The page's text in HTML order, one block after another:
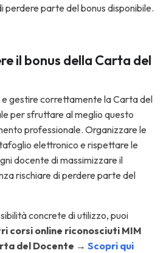
perdere parte del bonus disponibile.
il bonus della Carta del
gestire correttamente la Carta del
per sfruttare al meglio questo
professionale. Organizzare le
elettronico e rispettare le
docente di massimizzare il
rischiare di perdere parte del
concrete di utilizzo, puoi
corsi online riconosciuti MIM
del Docente → Scopri qui